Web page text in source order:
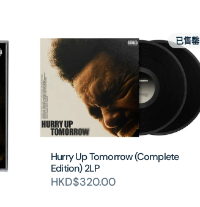
Hurry Up Tomorrow (Complete
Edition) 2LP
HKD$320.00
已售罄